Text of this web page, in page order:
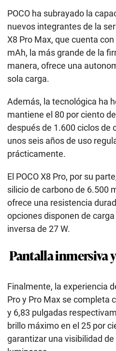
POCO ha subrayado la
nuevos integrantes de la
X8 Pro Max, que cuenta
mAh, la más grande de la
manera, ofrece una
sola carga.
Además, la tecnológica ha
mantiene el 80 por ciento
después de 1.600 ciclos de
unos seis años de uso
prácticamente.
El POCO X8 Pro, por su
silicio de carbono de 6.500
ofrece una resistencia
opciones disponen de
inversa de 27 W.
Pantalla inmersiva
Finalmente, la experiencia
Pro y Pro Max se completa
y 6,83 pulgadas
brillo máximo en el 25 por
garantizar una visibilidad